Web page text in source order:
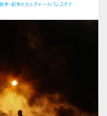
争・紛争#カルチャー#パレスチナ